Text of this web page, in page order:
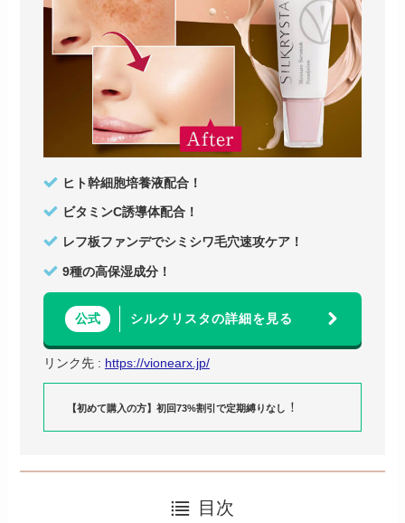
ヒト幹細胞培養液配合！
ビタミンC誘導体配合！
レフ板ファンデでシミシワ毛穴速攻ケア！
9種の高保湿成分！
公式 シルクリスタの詳細を見る
リンク先 : https://vionearx.jp/
【初めて購入の方】初回73%割引で定期縛りなし ！
目次